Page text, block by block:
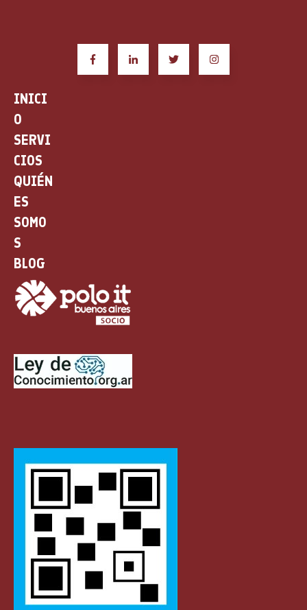
INICI
O
SERVI
CIOS
QUIÉN
ES
SOMO
S
BLOG